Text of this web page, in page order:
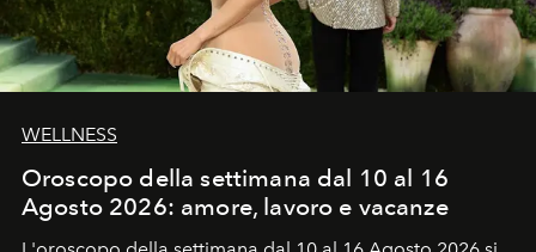
WELLNESS
Oroscopo della settimana dal 10 al 16
Agosto 2026: amore, lavoro e vacanze